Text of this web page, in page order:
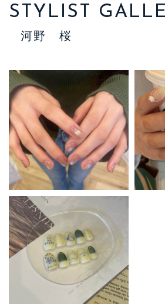
STYLIST
河野 桜